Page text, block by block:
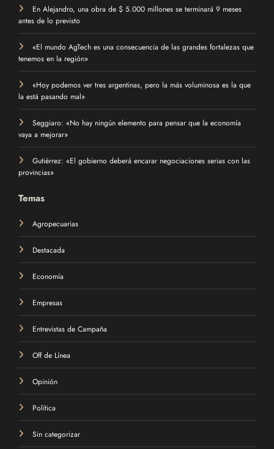
En Alejandro, una obra de $ 5.000 millones se terminará 9 meses
antes de lo previsto
«El mundo AgTech es una consecuencia de las grandes fortalezas que
tenemos en la región»
«Hoy podemos ver tres argentinas, pero la más voluminosa es la que
la está pasando mal»
Seggiaro: «No hay ningún elemento para pensar que la economía
vaya a mejorar»
Gutiérrez: «El gobierno deberá encarar negociaciones serias con las
provincias»
Temas
Agropecuarias
Destacada
Economía
Empresas
Entrevistas de Campaña
Off de Línea
Opinión
Política
Sin categorizar